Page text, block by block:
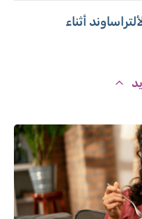
أثناء